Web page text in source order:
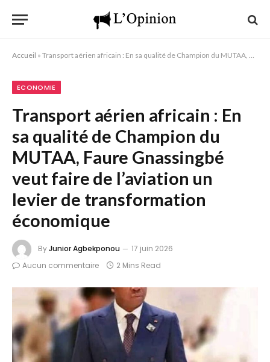
Accueil » Transport aérien africain : En sa qualité de Champion du MUTAA, Faure Gnassingbé veut faire de l’aviation un levier de transformation économique
ECONOMIE
Transport aérien africain : En
sa qualité de Champion du
MUTAA, Faure Gnassingbé
veut faire de l’aviation un
levier de transformation
économique
ByJunior Agbekponou
17 juin 2026
Aucun commentaire
2 Mins Read